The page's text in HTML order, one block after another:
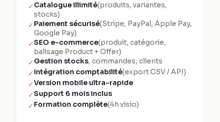
✓Catalogue illimité(produits, variantes,
stocks)
✓Paiement sécurisé(Stripe, PayPal, Apple Pay,
Google Pay)
✓SEO e-commerce(produit, catégorie,
balisage Product + Offer)
✓Gestion stocks, commandes, clients
✓Intégration comptabilité(export CSV / API)
✓Version mobile ultra-rapide
✓Support 6 mois inclus
✓Formation complète(4h visio)